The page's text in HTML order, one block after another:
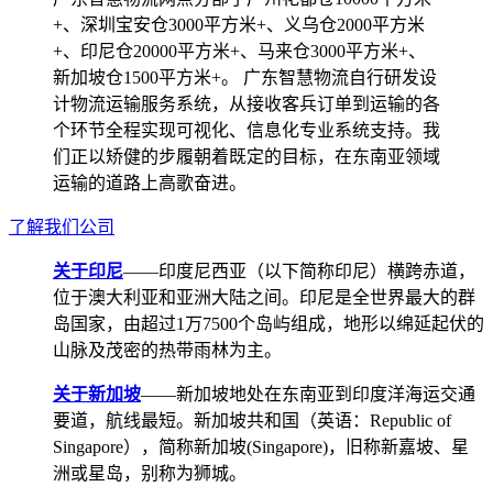
+、深圳宝安仓3000平方米+、义乌仓2000平方米
+、印尼仓20000平方米+、马来仓3000平方米+、
新加坡仓1500平方米+。 广东智慧物流自行研发设
计物流运输服务系统，从接收客兵订单到运输的各
个环节全程实现可视化、信息化专业系统支持。我
们正以矫健的步履朝着既定的目标，在东南亚领域
运输的道路上高歌奋进。
了解我们公司
关于印尼——印度尼西亚（以下简称印尼）横跨赤道，
位于澳大利亚和亚洲大陆之间。印尼是全世界最大的群
岛国家，由超过1万7500个岛屿组成，地形以绵延起伏的
山脉及茂密的热带雨林为主。
关于新加坡——新加坡地处在东南亚到印度洋海运交通
要道，航线最短。新加坡共和国（英语：Republic of
Singapore），简称新加坡(Singapore)，旧称新嘉坡、星
洲或星岛，别称为狮城。